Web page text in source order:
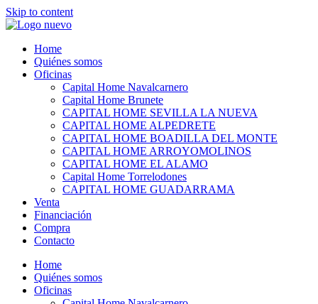
Skip to content
Home
Quiénes somos
Oficinas
Capital Home Navalcarnero
Capital Home Brunete
CAPITAL HOME SEVILLA LA NUEVA
CAPITAL HOME ALPEDRETE
CAPITAL HOME BOADILLA DEL MONTE
CAPITAL HOME ARROYOMOLINOS
CAPITAL HOME EL ALAMO
Capital Home Torrelodones
CAPITAL HOME GUADARRAMA
Venta
Financiación
Compra
Contacto
Home
Quiénes somos
Oficinas